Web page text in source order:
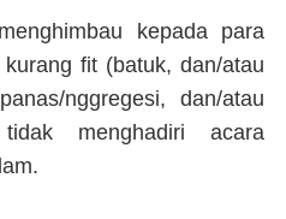
kepada para
fit (batuk, dan/atau
nggregesi, dan/atau
menghadiri acara